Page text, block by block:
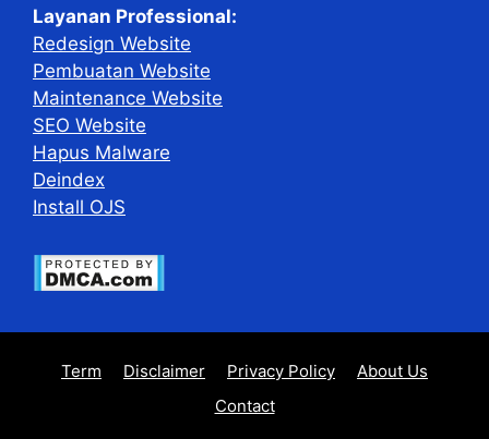
Layanan Professional:
Redesign Website
Pembuatan Website
Maintenance Website
SEO Website
Hapus Malware
Deindex
Install OJS
Term Disclaimer Privacy Policy
About Us
Contact